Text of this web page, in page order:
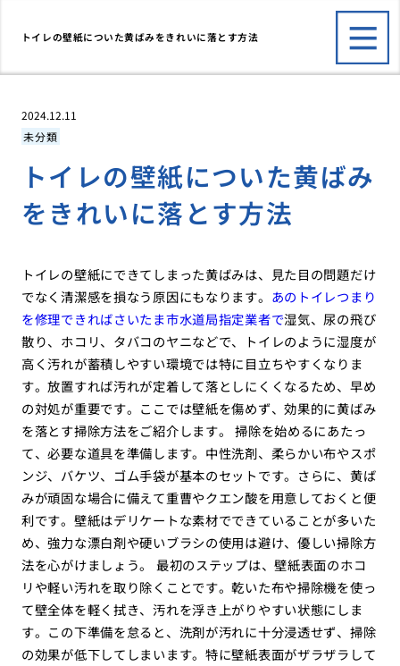
トイレの壁紙についた黄ばみをきれいに落とす方法
2024.12.11
未分類
トイレの壁紙についた黄ばみ
をきれいに落とす方法
トイレの壁紙にできてしまった黄ばみは、見た目の問題だけ
でなく清潔感を損なう原因にもなります。 あのトイレつまり
を修理できればさいたま市水道局指定業者で湿気、尿の飛び
散り、ホコリ、タバコのヤニなどで、トイレのように湿度が
高く汚れが蓄積しやすい環境では特に目立ちやすくなりま
す。放置すれば汚れが定着して落としにくくなるため、早め
の対処が重要です。ここでは壁紙を傷めず、効果的に黄ばみ
を落とす掃除方法をご紹介します。 掃除を始めるにあたっ
て、必要な道具を準備します。中性洗剤、柔らかい布やスポ
ンジ、バケツ、ゴム手袋が基本のセットです。さらに、黄ば
みが頑固な場合に備えて重曹やクエン酸を用意しておくと便
利です。壁紙はデリケートな素材でできていることが多いた
め、強力な漂白剤や硬いブラシの使用は避け、優しい掃除方
法を心がけましょう。 最初のステップは、壁紙表面のホコ
リや軽い汚れを取り除くことです。乾いた布や掃除機を使っ
て壁全体を軽く拭き、汚れを浮き上がりやすい状態にしま
す。この下準備を怠ると、洗剤が汚れに十分浸透せず、掃除
の効果が低下してしまいます。特に壁紙表面がザラザラして